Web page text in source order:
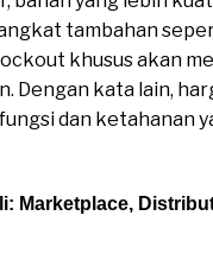
tambahan
khusus akan
Dengan kata lain,
dan ketahanan
Marketplace,